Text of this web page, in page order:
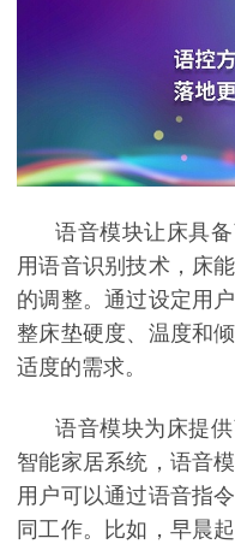
语音模块让床具
用语音识别技术，床
的调整。通过设定用
整床垫硬度、温度和
适度的需求。
语音模块为床提
智能家居系统，语音
用户可以通过语音指
同工作。比如，早晨